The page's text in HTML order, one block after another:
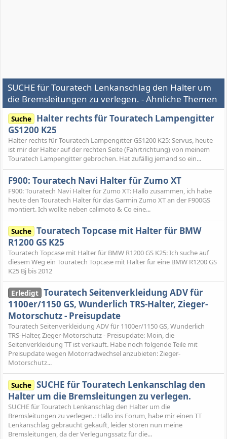
SUCHE für Touratech Lenkanschlag den Halter um
die Bremsleitungen zu verlegen. - Ähnliche Themen
Suche Halter rechts für Touratech Lampengitter
GS1200 K25
Halter rechts für Touratech Lampengitter GS1200 K25: Servus, heute
ist mir der Halter auf der rechten Seite (Fahrtrichtung) von meinem
Touratech Lampengitter gebrochen. Hat zufällig jemand so ein...
F900: Touratech Navi Halter für Zumo XT
F900: Touratech Navi Halter für Zumo XT: Hallo zusammen, ich habe
heute den Touratech Halter für das Garmin Zumo XT an der F900GS
montiert. Ich wollte neben calimoto & Co eine...
Suche Touratech Topcase mit Halter für BMW
R1200 GS K25
Touratech Topcase mit Halter für BMW R1200 GS K25: Ich suche auf
diesem Weg ein Touratech Topcase mit Halter für eine BMW R1200 GS
K25 Bj bis 2012
Erledigt Touratech Seitenverkleidung ADV für
1100er/1150 GS, Wunderlich TRS-Halter, Zieger-
Motorschutz - Preisupdate
Touratech Seitenverkleidung ADV für 1100er/1150 GS, Wunderlich
TRS-Halter, Zieger-Motorschutz - Preisupdate: Moin, die
Seitenverkleidung TT ist verkauft. Habe noch folgende Teile mit
Preisupdate wegen Motorradwechsel anzubieten: Zieger-
Motorschutz...
Suche SUCHE für Touratech Lenkanschlag den
Halter um die Bremsleitungen zu verlegen.
SUCHE für Touratech Lenkanschlag den Halter um die
Bremsleitungen zu verlegen.: Hallo ins Forum, habe mir einen TT
Lenkanschlag gebraucht gekauft, leider stören nun meine
Bremsleitungen, da der Verlegungssatz für die...